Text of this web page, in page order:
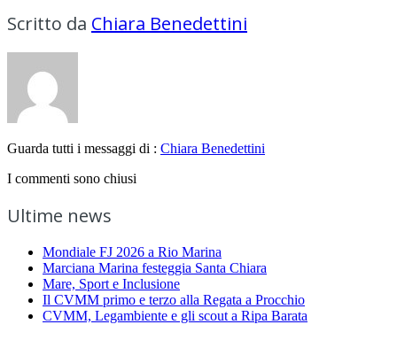
Scritto da Chiara Benedettini
Guarda tutti i messaggi di : Chiara Benedettini
I commenti sono chiusi
Ultime news
Mondiale FJ 2026 a Rio Marina
Marciana Marina festeggia Santa Chiara
Mare, Sport e Inclusione
Il CVMM primo e terzo alla Regata a Procchio
CVMM, Legambiente e gli scout a Ripa Barata